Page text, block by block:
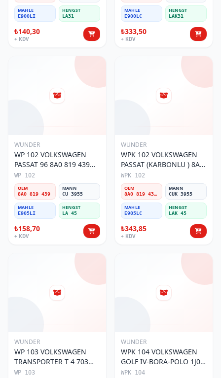
MAHLE
E900LI
HENGST
LA31
₺140,30
+ KDV
MAHLE
E900LC
HENGST
LAK31
₺333,50
+ KDV
WUNDER
WP 102 VOLKSWAGEN
PASSAT 96 8A0 819 439
Polen Filtresi
WP 102
OEM
8A0 819 439
MANN
CU 3955
MAHLE
E905LI
HENGST
LA 45
₺158,70
+ KDV
WUNDER
WPK 102 VOLKSWAGEN
PASSAT (KARBONLU ) 8A0
819 439B Polen Filtresi
WPK 102
OEM
8A0 819 439B
MANN
CUK 3955
MAHLE
E905LC
HENGST
LAK 45
₺343,85
+ KDV
WUNDER
WP 103 VOLKSWAGEN
TRANSPORTER T 4 703
819 989 Polen Filtresi
WP 103
WUNDER
WPK 104 VOLKSWAGEN
GOLF IV-BORA-POLO 1J0
819 644 Polen Filtresi
WPK 104